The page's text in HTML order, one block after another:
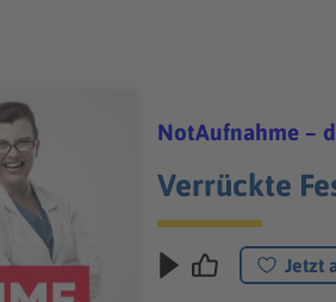
NotAufnahme –
Verrückte
Jetzt